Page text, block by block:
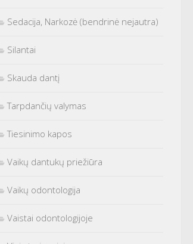
Sedacija, Narkozė (bendrinė nejautra)
Silantai
Skauda dantį
Tarpdančių valymas
Tiesinimo kapos
Vaikų dantukų priežiūra
Vaikų odontologija
Vaistai odontologijoje